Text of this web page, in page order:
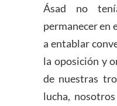
Ásad no
permanecer en
a entablar
la oposición y
de nuestras
lucha,